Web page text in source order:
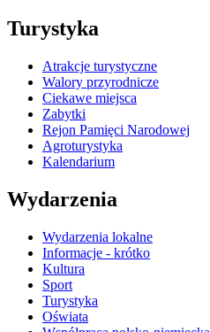
Turystyka
Atrakcje turystyczne
Walory przyrodnicze
Ciekawe miejsca
Zabytki
Rejon Pamięci Narodowej
Agroturystyka
Kalendarium
Wydarzenia
Wydarzenia lokalne
Informacje - krótko
Kultura
Sport
Turystyka
Oświata